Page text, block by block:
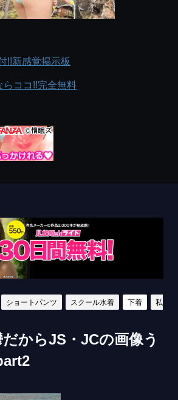
!!新感覚掲示板
ココ!!完全無料
ショートパンツ スクール水着 下着
私
からJS・JCの画像う